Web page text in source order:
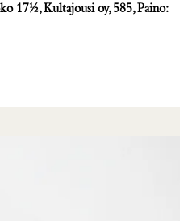
17½, Kultajousi oy, 585, Paino: